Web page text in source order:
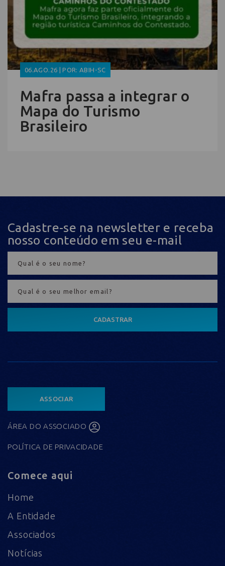
06.AGO.26 | POR: ABIH-SC
Mafra passa a integrar o
Mapa do Turismo
Brasileiro
Cadastre-se na newsletter e receba
nosso conteúdo em seu e-mail
CADASTRAR
ASSOCIAR
ÁREA DO ASSOCIADO
POLÍTICA DE PRIVACIDADE
Comece aqui
Home
A Entidade
Associados
Notícias